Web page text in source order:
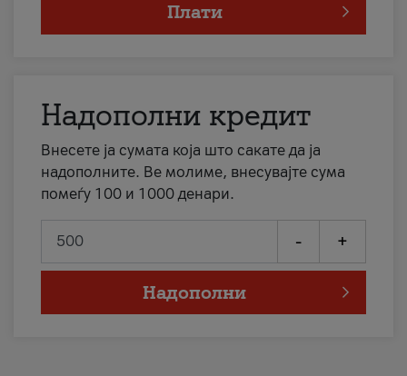
Плати
Надополни кредит
Внесете ја сумата која што сакате да ја
надополните. Ве молиме, внесувајте сума
помеѓу 100 и 1000 денари.
- +
Надополни